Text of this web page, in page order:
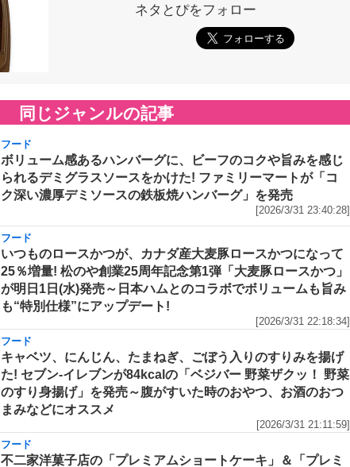
ネタとぴをフォロー
同じジャンルの記事
フード
ボリューム感あるハンバーグに、ビーフのコクや旨みを感じ
られるデミグラスソースをかけた! ファミリーマートが「コ
ク深い濃厚デミソースの鉄板焼ハンバーグ」を発売
[2026/3/31 23:40:28]
フード
いつものロースかつが、カナダ産大麦豚ロースかつになって
25％増量! 松のや創業25周年記念第1弾「大麦豚ロースかつ」
が明日1日(水)発売～日本ハムとのコラボでボリュームも旨み
も“特別仕様”にアップデート!
[2026/3/31 22:18:34]
フード
キャベツ、にんじん、たまねぎ、ごぼう入りのすりみを揚げ
た! セブン‐イレブンが84kcalの「ベジバー 野菜ザクッ！ 野菜
のすり身揚げ」を発売～腹がすいた時のおやつ、お酒のおつ
まみなどにオススメ
[2026/3/31 21:11:59]
フード
不二家洋菓子店の「プレミアムショートケーキ」＆「プレミ